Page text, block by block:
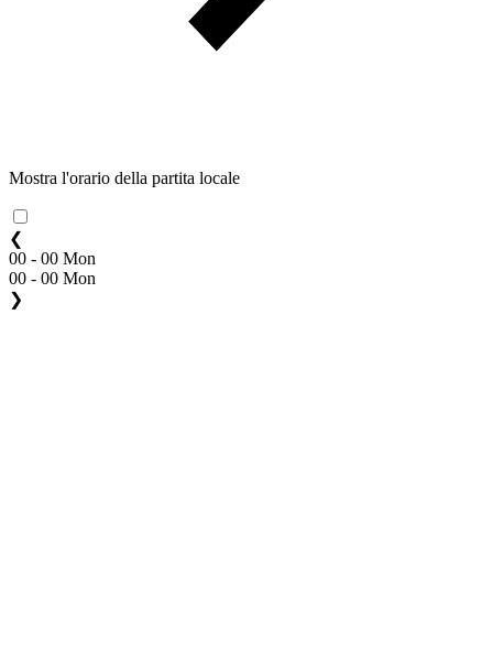
Mostra l'orario della partita locale
❮
00 - 00 Mon
00 - 00 Mon
❯